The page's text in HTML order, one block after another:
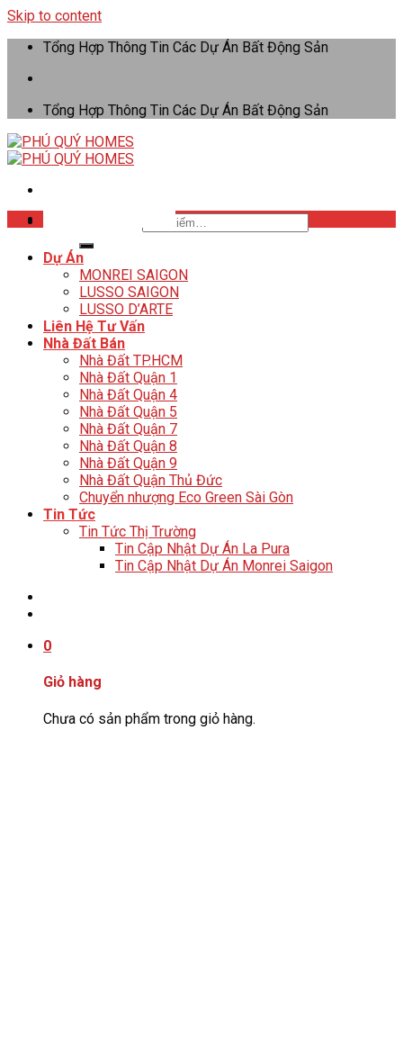
Skip to content
Tổng Hợp Thông Tin Các Dự Án Bất Động Sản
Tổng Hợp Thông Tin Các Dự Án Bất Động Sản
Dự Án
MONREI SAIGON
LUSSO SAIGON
LUSSO D’ARTE
Liên Hệ Tư Vấn
Nhà Đất Bán
Nhà Đất TP.HCM
Nhà Đất Quận 1
Nhà Đất Quận 4
Nhà Đất Quận 5
Nhà Đất Quận 7
Nhà Đất Quận 8
Nhà Đất Quận 9
Nhà Đất Quận Thủ Đức
Chuyển nhượng Eco Green Sài Gòn
Tin Tức
Tin Tức Thị Trường
Tin Cập Nhật Dự Án La Pura
Tin Cập Nhật Dự Án Monrei Saigon
0
Giỏ hàng
Chưa có sản phẩm trong giỏ hàng.